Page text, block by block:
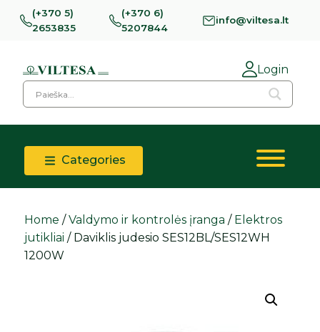
(+370 5)
2653835
(+370 6)
5207844
info@viltesa.lt
Login
Categories
Home /Valdymo ir kontrolės įranga / Elektros
jutikliai / Daviklis judesio SES12BL/SES12WH
1200W